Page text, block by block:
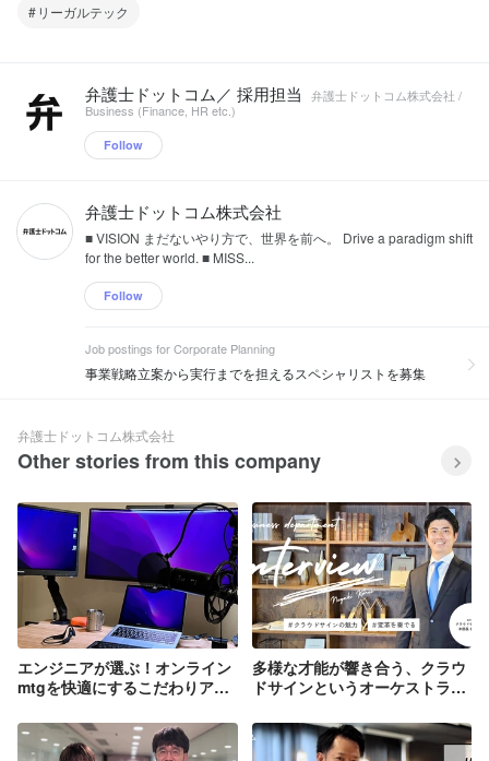
リーガルテック
弁護士ドットコム／ 採用担当
弁護士ドットコム株式会社 /
Business (Finance, HR etc.)
Follow
弁護士ドットコム株式会社
■ VISION まだないやり方で、世界を前へ。 Drive a paradigm shift
for the better world. ■ MISS...
Follow
Job postings for Corporate Planning
事業戦略立案から実行までを担えるスペシャリストを募集
弁護士ドットコム株式会社
Other stories from this company
エンジニアが選ぶ！オンライン
mtgを快適にするこだわりアイ
多様な才能が響き合う、クラウ
ドサインというオーケストラ
【事業部インタビューVol.2】／
執行役員 クラウドサイン事業本